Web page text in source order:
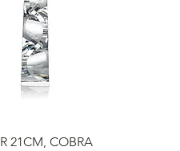
21CM, COBRA